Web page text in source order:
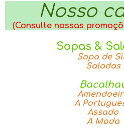
Nosso
(Consulte nossas
Sopas &
Sopa de
Saladas
A
Assado
A Moda